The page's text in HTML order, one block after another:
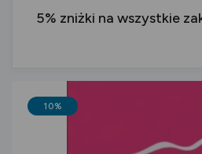
5% zniżki na wszystkie
10%